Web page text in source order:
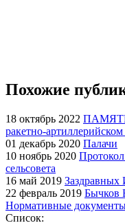
Похожие
18 октябрь 2022
ракетно-артиллерийском
01 декабрь 2020 Палачи
10 ноябрь 2020
сельсовета
16 май 2019 Заздравных
22 февраль 2019 Бычков
Нормативные
Список: